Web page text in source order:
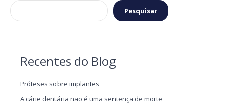
Pesquisar
Recentes do Blog
Próteses sobre implantes
A cárie dentária não é uma sentença de morte